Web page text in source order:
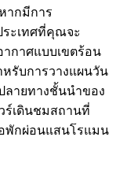
ากมีการ
ระเทศที่คุณจะ
ากาศแบบเขตร้อน
รับการวางแผนวัน
ลายทางชั้นนำของ
ร์เดินชมสถานที่
พักผ่อนแสนโรแมน